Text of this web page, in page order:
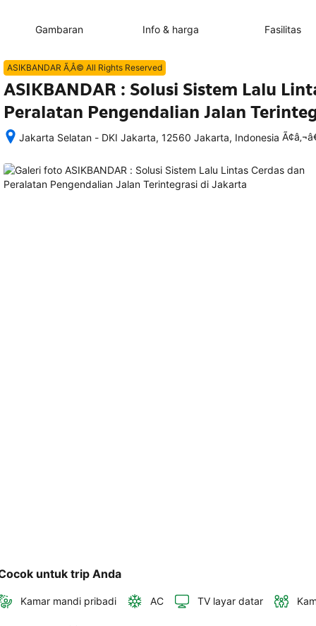
Gambaran Info & harga Fasilitas
ASIKBANDAR Ã‚Â© All Rights Reserved
ASIKBANDAR : Solusi Sistem Lalu
Peralatan Pengendalian Jalan
Jakarta Selatan - DKI Jakarta, 12560 Jakarta, Indonesia
memesan,
semua
untuk trip Anda
Kamar mandi pribadi AC TV layar datar